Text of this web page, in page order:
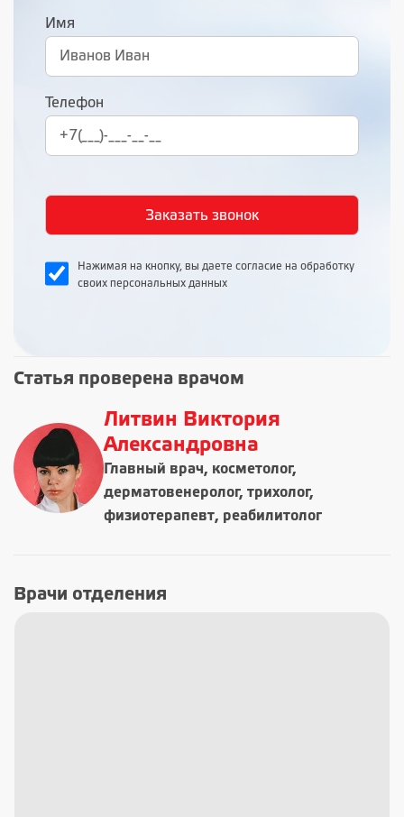
Имя
Телефон
Нажимая на кнопку, вы даете согласие на обработку
своих персональных данных
Статья проверена врачом
Литвин Виктория
Александровна
Главный врач, косметолог,
дерматовенеролог, трихолог,
физиотерапевт, реабилитолог
Врачи отделения